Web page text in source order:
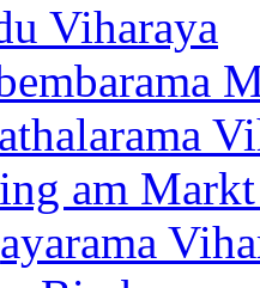
Viharaya
am